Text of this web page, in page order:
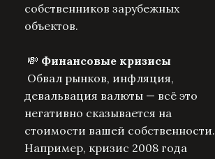
собственников зарубежных
объектов.
💸 Финансовые кризисы
Обвал рынков, инфляция,
девальвация валюты — всё это
негативно сказывается на
стоимости вашей собственности.
Например, кризис 2008 года